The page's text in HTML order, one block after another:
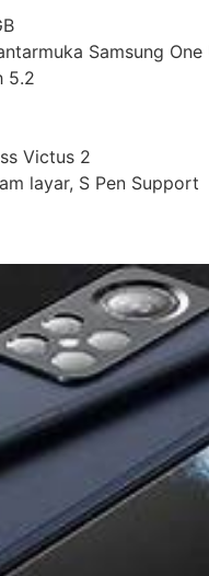
Samsung One
5.2
Victus 2
layar, S Pen Support